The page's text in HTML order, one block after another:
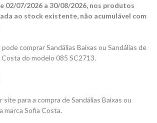
02/07/2026 a 30/08/2026, nos produtos
ao stock existente, não acumulável com
comprar Sandálias Baixas ou Sandálias de
Costa do modelo 085 SC2713.
site para a compra de Sandálias Baixas ou
marca Sofia Costa.